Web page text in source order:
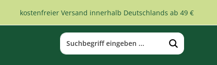
kostenfreier Versand innerhalb Deutschlands ab 49 €